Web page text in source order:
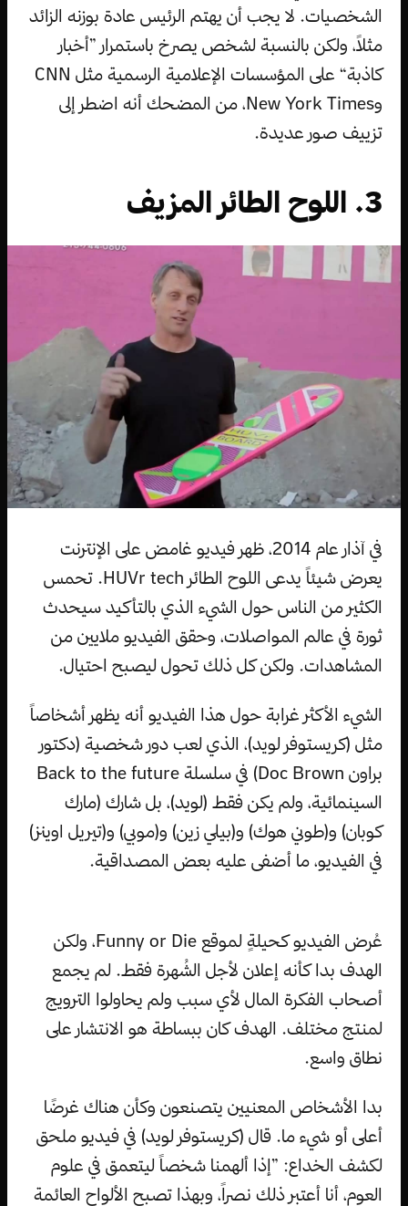
الشخصيات. لا يجب أن يهتم الرئيس عادة بوزنه الزائد
مثلاً، ولكن بالنسبة لشخص يصرخ باستمرار ”أخبار
كاذبة“ على المؤسسات الإعلامية الرسمية مثل CNN
وNew York Times، من المضحك أنه اضطر إلى
تزييف صور عديدة.
3. اللوح الطائر المزيف
في آذار عام 2014، ظهر فيديو غامض على الإنترنت
يعرض شيئاً يدعى اللوح الطائر HUVr tech. تحمس
الكثير من الناس حول الشيء الذي بالتأكيد سيحدث
ثورة في عالم المواصلات، وحقق الفيديو ملايين من
المشاهدات. ولكن كل ذلك تحول ليصبح احتيال.
الشيء الأكثر غرابة حول هذا الفيديو أنه يظهر أشخاصاً
مثل (كريستوفر لويد)، الذي لعب دور شخصية (دكتور
براون Doc Brown) في سلسلة Back to the future
السينمائية، ولم يكن فقط (لويد)، بل شارك (مارك
كوبان) و(طوني هوك) و(بيلي زين) و(موبي) و(تيريل اوينز)
في الفيديو، ما أضفى عليه بعض المصداقية.
عُرض الفيديو كحيلةٍ لموقع Funny or Die، ولكن
الهدف بدا كأنه إعلان لأجل الشُهرة فقط. لم يجمع
أصحاب الفكرة المال لأي سبب ولم يحاولوا الترويج
لمنتج مختلف. الهدف كان ببساطة هو الانتشار على
نطاق واسع.
بدا الأشخاص المعنيين يتصنعون وكأن هناك غرضًا
أعلى أو شيء ما. قال (كريستوفر لويد) في فيديو ملحق
لكشف الخداع: ”إذا ألهمنا شخصاً ليتعمق في علوم
العوم، أنا أعتبر ذلك نصراً، وبهذا تصبح الألواح العائمة